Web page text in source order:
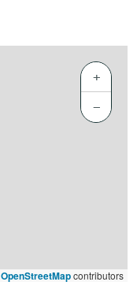
+
−
OpenStreetMapcontributors